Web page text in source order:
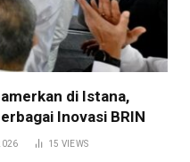
di Istana,
Inovasi BRIN
15 VIEWS